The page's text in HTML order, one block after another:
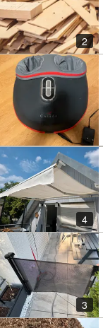
2
4
3